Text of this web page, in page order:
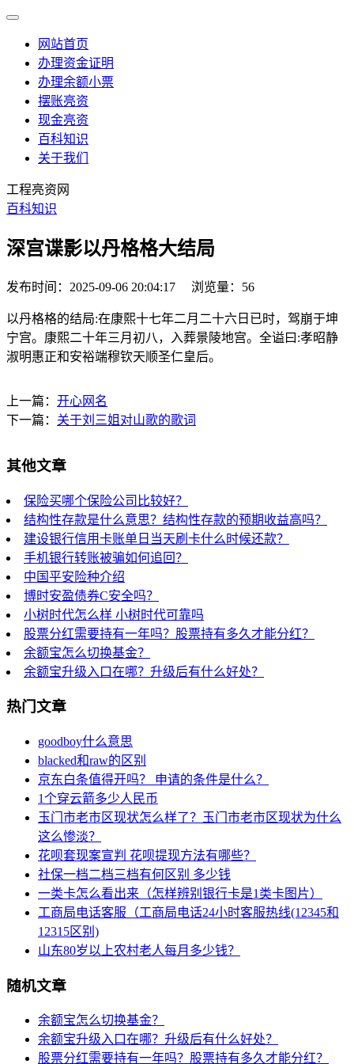
网站首页
办理资金证明
办理余额小票
摆账亮资
现金亮资
百科知识
关于我们
工程亮资网
百科知识
深宫谍影以丹格格大结局
发布时间：2025-09-06 20:04:17 浏览量：56
以丹格格的结局:在康熙十七年二月二十六日已时，驾崩于坤
宁宫。康熙二十年三月初八，入葬景陵地宫。全谥曰:孝昭静
淑明惠正和安裕端穆钦天顺圣仁皇后。
上一篇： 开心网名
下一篇： 关于刘三姐对山歌的歌词
其他文章
保险买哪个保险公司比较好？
结构性存款是什么意思？结构性存款的预期收益高吗？
建设银行信用卡账单日当天刷卡什么时候还款？
手机银行转账被骗如何追回？
中国平安险种介绍
博时安盈债券C安全吗？
小树时代怎么样 小树时代可靠吗
股票分红需要持有一年吗？股票持有多久才能分红？
余额宝怎么切换基金？
余额宝升级入口在哪？升级后有什么好处？
热门文章
goodboy什么意思
blacked和raw的区别
京东白条值得开吗？ 申请的条件是什么？
1个穿云箭多少人民币
玉门市老市区现状怎么样了？玉门市老市区现状为什么
这么惨淡？
花呗套现案宣判 花呗提现方法有哪些？
社保一档二档三档有何区别 多少钱
一类卡怎么看出来（怎样辨别银行卡是1类卡图片）
工商局电话客服（工商局电话24小时客服热线(12345和
12315区别)
山东80岁以上农村老人每月多少钱？
随机文章
余额宝怎么切换基金？
余额宝升级入口在哪？升级后有什么好处？
股票分红需要持有一年吗？股票持有多久才能分红？